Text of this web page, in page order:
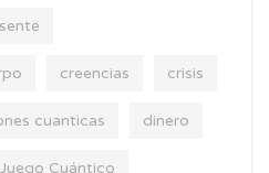
creencias crisis
cuanticas dinero
Juego Cuántico